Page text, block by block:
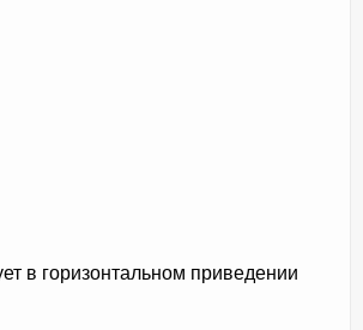
в горизонтальном приведении